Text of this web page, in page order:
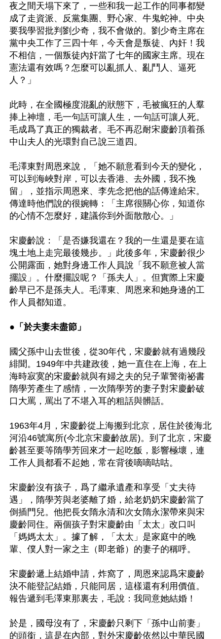
夜之間天塌下來了，一些和我一起工作的同事都變
成了走資派、反黨集團、野心家、牛鬼蛇神。中央
要我學習批判劉少奇，我不會做的。劉少奇主席在
黨中央工作了三四十年，今天會是叛徒、內奸！我
不相信，一個叛徒內奸當了七年的國家主席。現在
憲法還有效嗎？怎麼可以亂抓人、亂鬥人、逼死
人？」
此時，在全國極度混亂的狀態下，毛被瘋狂的人羣
捧上神壇，毛一句話可讓人生，一句話可讓人死。
毛成爲了真正的獨裁者。毛不再忍耐宋慶齡頂着孫
中山夫人的光環對自己說三道四。
毛澤東對周恩來說，「她不願意看到今天的變化，
可以到海峽對岸，可以去香港、去外國，我不挽
留」，並指示周恩來、李先念把他的話傳達給宋。
傳達時他們說的很婉轉：「主席很關心你，知道你
的心情不怎麼好，建議你到外面散散心。」
宋慶齡說：「是否嫌我還在？我的一生還是要在這
塊土地上走完最後幾步。」此後多年，宋慶齡很少
公開露面，她對身邊工作人員說「我不願意被人當
擺設」。什麼擺設呢？「孫夫人」。但實際上宋慶
齡早已不是孫夫人。毛澤東、周恩來和她身邊的工
作人員都知道。
● 「於夫妻未盡節」
國父孫中山去世後，從30年代，宋慶齡就有過幾段
緋聞。1949年中共建政後，她一直住在上海，在上
海時寂寞的宋慶齡就與有婦之夫的兒子輩警衛祕書
隋學芳產生了感情，一次隋學芳的妻子對宋慶齡破
口大罵，罵出了不堪入耳的粗話與髒話。
1963年4月，宋慶齡從上海搬到北京，居住於後海北
河沿46號寓所(今北京宋慶齡故居)。到了北京，宋慶
齡甚至要等隋學芳回來才一起吃飯，影響極壞，連
工作人員都看不起她，常在背後嘀嘀咕咕。
宋慶齡沒有孩子，爲了繼承遺產和享受「丈夫待
遇」，隋學芳與老婆離了婚，給老奶奶宋慶齡當了
倒插門兒。他把長女隋永清和次女隋永潔帶來與宋
慶齡同住。兩個孩子對宋慶齡由「太太」改口叫
「媽媽太太」。據了解，「太太」是家庭中的晚
輩、僕人對一家之主（即老爺）的妻子的稱呼。
宋慶齡遞上結婚申請，炸窩了，周恩來認爲宋慶齡
決不能登記結婚，只能同居，這樣還有利用價值。
報告遞到毛澤東那裏去，毛說：我同意她結婚！
於是，國母沒有了，宋慶齡只剩下「孫中山前妻」
的頭銜，這是在內部，對外宋慶齡依然以中華民國